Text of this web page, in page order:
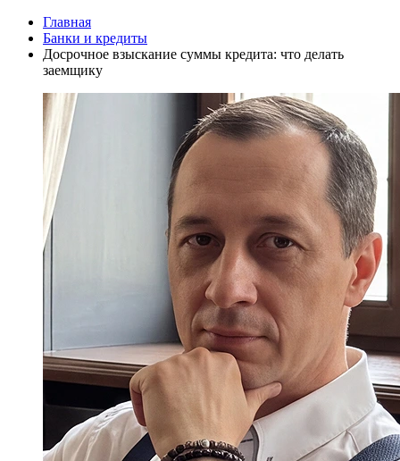
Главная
Банки и кредиты
Досрочное взыскание суммы кредита: что делать
заемщику